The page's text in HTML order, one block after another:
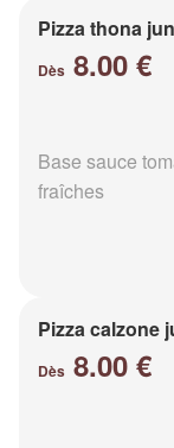
Pizza thona
Dès 8.00 €
Base sauce
fraîches
Pizza calzone
Dès 8.00 €